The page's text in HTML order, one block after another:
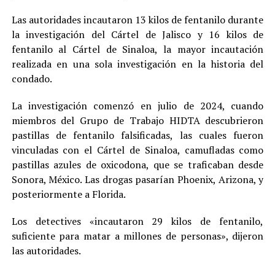
Las autoridades incautaron 13 kilos de fentanilo durante
la investigación del Cártel de Jalisco y 16 kilos de
fentanilo al Cártel de Sinaloa, la mayor incautación
realizada en una sola investigación en la historia del
condado.
La investigación comenzó en julio de 2024, cuando
miembros del Grupo de Trabajo HIDTA descubrieron
pastillas de fentanilo falsificadas, las cuales fueron
vinculadas con el Cártel de Sinaloa, camufladas como
pastillas azules de oxicodona, que se traficaban desde
Sonora, México. Las drogas pasarían Phoenix, Arizona, y
posteriormente a Florida.
Los detectives «incautaron 29 kilos de fentanilo,
suficiente para matar a millones de personas», dijeron
las autoridades.